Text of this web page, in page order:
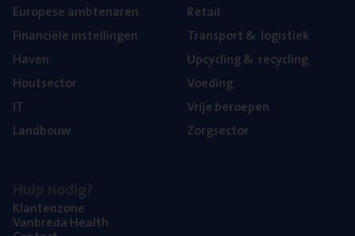
Euro­pe­se ambtenaren
Finan­ci­ë­le instellingen
Haven
Hout­sec­tor
IT
Land­bouw
Retail
Trans­port& logistiek
Upcy­cling& recycling
Voe­ding
Vrije beroe­pen
Zorg­sec­tor
Klan­ten­zo­ne
Van­b­re­da Health